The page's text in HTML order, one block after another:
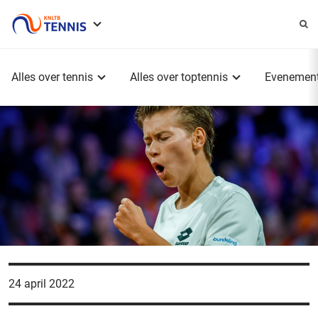
Alles over tennis Alles over toptennis
24 april 2022